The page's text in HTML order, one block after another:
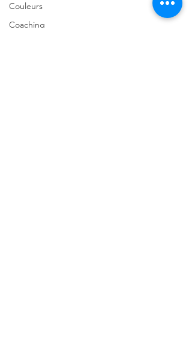
Couleurs
Coaching